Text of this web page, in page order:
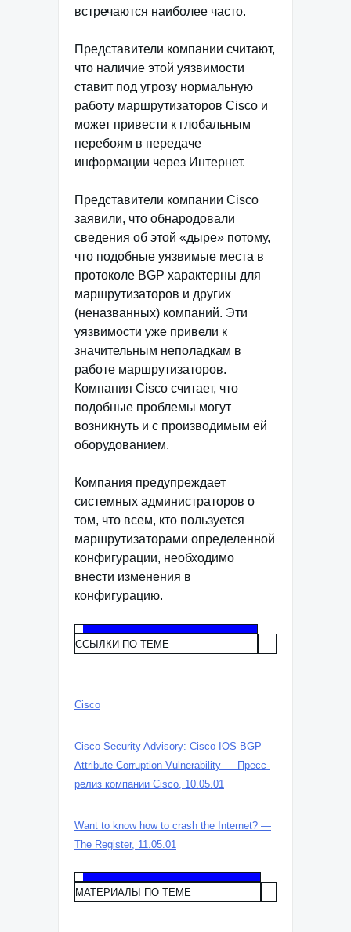
встречаются наиболее часто.
Представители компании считают,
что наличие этой уязвимости
ставит под угрозу нормальную
работу маршрутизаторов Cisco и
может привести к глобальным
перебоям в передаче
информации через Интернет.
Представители компании Cisco
заявили, что обнародовали
сведения об этой «дыре» потому,
что подобные уязвимые места в
протоколе BGP характерны для
маршрутизаторов и других
(неназванных) компаний. Эти
уязвимости уже привели к
значительным неполадкам в
работе маршрутизаторов.
Компания Cisco считает, что
подобные проблемы могут
возникнуть и с производимым ей
оборудованием.
Компания предупреждает
системных администраторов о
том, что всем, кто пользуется
маршрутизаторами определенной
конфигурации, необходимо
внести изменения в
конфигурацию.
ССЫЛКИ ПО ТЕМЕ
Cisco
Cisco Security Advisory: Cisco IOS BGP
Attribute Corruption Vulnerability — Пресс-
релиз компании Cisco, 10.05.01
Want to know how to crash the Internet? —
The Register, 11.05.01
МАТЕРИАЛЫ ПО ТЕМЕ